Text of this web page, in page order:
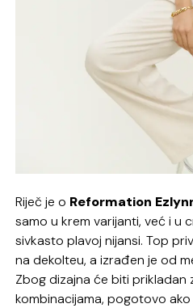
Riječ je o Reformation
samo u krem varijanti, već i u
sivkasto plavoj nijansi. Top
na dekolteu, a izrađen je od
Zbog dizajna će biti prikladan
kombinacijama, pogotovo